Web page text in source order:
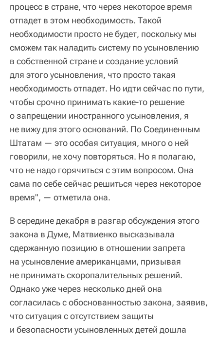
процесс в стране, что через некоторое время
отпадет в этом необходимость. Такой
необходимости просто не будет, поскольку мы
сможем так наладить систему по усыновлению
в собственной стране и создание условий
для этого усыновления, что просто такая
необходимость отпадет. Но идти сейчас по пути,
чтобы срочно принимать какие-то решение
о запрещении иностранного усыновления, я
не вижу для этого оснований. По Соединенным
Штатам — это особая ситуация, много о ней
говорили, не хочу повторяться. Но я полагаю,
что не надо горячиться с этим вопросом. Она
сама по себе сейчас решиться через некоторое
время", — отметила она.
В середине декабря в разгар обсуждения этого
закона в Думе, Матвиенко высказывала
сдержанную позицию в отношении запрета
на усыновление американцами, призывая
не принимать скоропалительных решений.
Однако уже через несколько дней она
согласилась с обоснованностью закона, заявив,
что ситуация с отсутствием защиты
и безопасности усыновленных детей дошла